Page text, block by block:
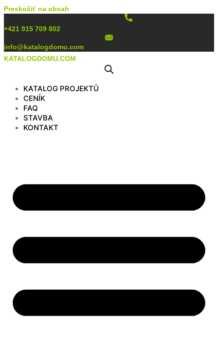
Preskočiť na obsah
+421 915 709 802
info@katalogdomu.com
KATALOGDOMU.COM
KATALOG PROJEKTŮ
CENÍK
FAQ
STAVBA
KONTAKT